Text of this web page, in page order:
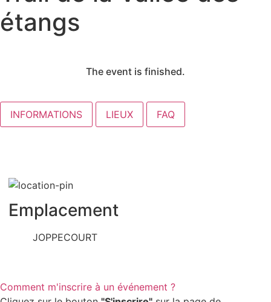
étangs
The event is finished.
INFORMATIONS LIEUX FAQ
Emplacement
JOPPECOURT
Comment m'inscrire à un événement ?